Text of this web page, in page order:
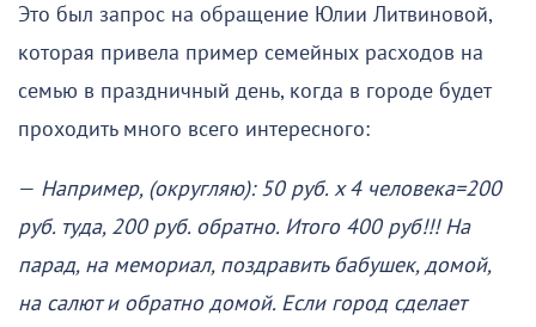
Это был запрос на обращение Юлии Литвиновой,
которая привела пример семейных расходов на
семью в праздничный день, когда в городе будет
проходить много всего интересного:
— Например, (округляю): 50 руб. x 4 человека=200
руб. туда, 200 руб. обратно. Итого 400 руб!!! На
парад, на мемориал, поздравить бабушек, домой,
на салют и обратно домой. Если город сделает